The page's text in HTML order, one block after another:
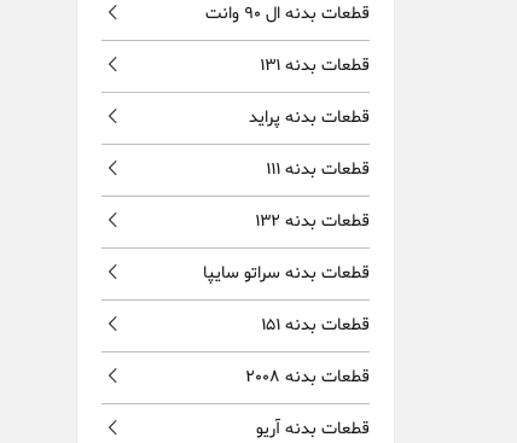
قطعات بدنه ال 90 وانت
قطعات بدنه 131
قطعات بدنه پراید
قطعات بدنه 111
قطعات بدنه 132
قطعات بدنه سراتو سایپا
قطعات بدنه 151
قطعات بدنه 2008
قطعات بدنه آریو